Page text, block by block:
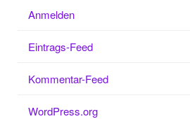
Anmelden
Eintrags-Feed
Kommentar-Feed
WordPress.org